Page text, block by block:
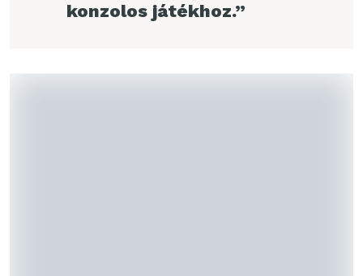
konzolos játékhoz.”